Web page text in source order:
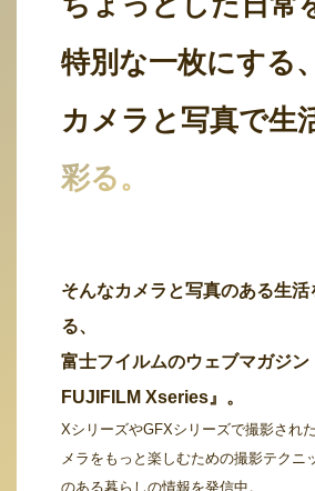
特別な一枚にする、
カメラと写真で生
彩る。
そんなカメラと写真のある生
る、
富士フイルムのウェブマガジ
FUJIFILM Xseries』。
XシリーズやGFXシリーズで撮影され
メラをもっと楽しむための撮影テクニ
のある暮らしの情報を発信中。